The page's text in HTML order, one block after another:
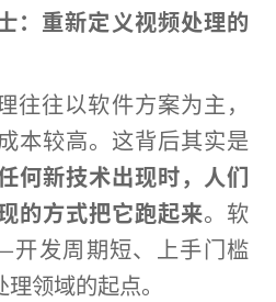
：重新定义视频处理的
往往以软件方案为主，
本较高。这背后其实是
何新技术出现时，人们
的方式把它跑起来。软
发周期短、上手门槛
领域的起点。